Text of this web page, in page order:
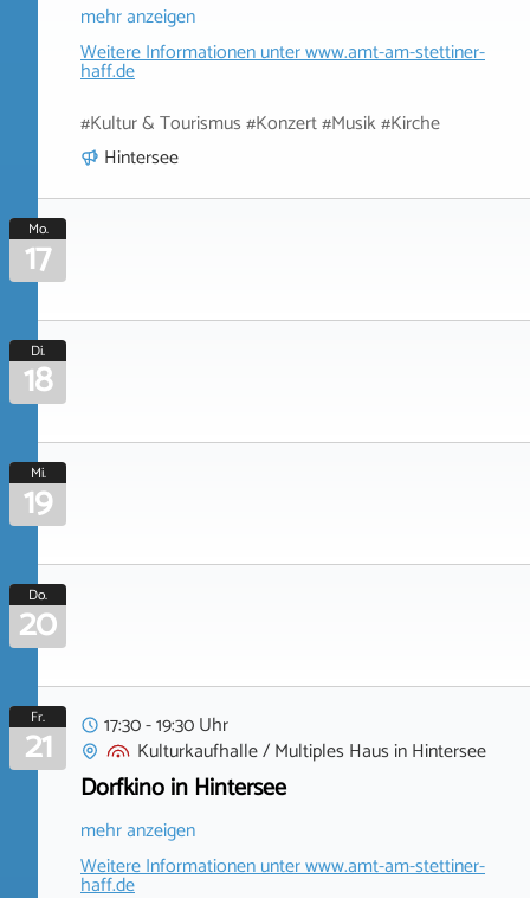
mehr anzeigen
Weitere Informationen unterwww.amt-am-stettiner-
haff.de
#Kultur & Tourismus #Konzert #Musik #Kirche
Hintersee
Mo.
17
Di.
18
Mi.
19
Do.
20
Fr.
21
17:30 - 19:30 Uhr
Kulturkaufhalle / Multiples Haus inHintersee
Dorfkino in Hintersee
mehr anzeigen
Weitere Informationen unterwww.amt-am-stettiner-
haff.de